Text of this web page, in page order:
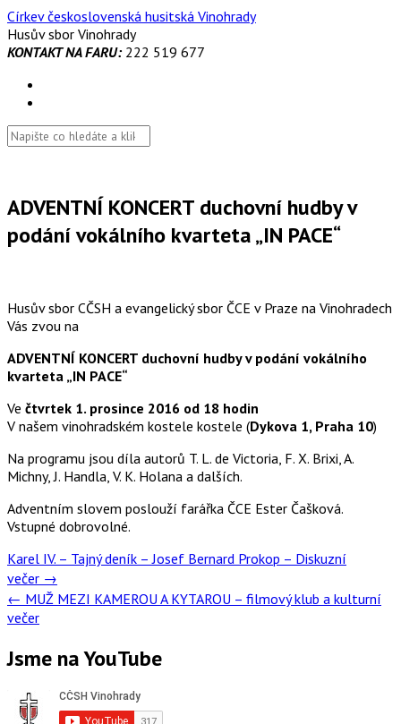
Skip
to
content
Církev československá husitská Vinohrady
Husův sbor Vinohrady
KONTAKT NA FARU:222 519 677
ADVENTNÍ KONCERT duchovní hudby v
podání vokálního kvarteta „IN PACE“
Husův sbor CČSH a evangelický sbor ČCE v Praze na Vinohradech
Vás zvou na
ADVENTNÍ KONCERT duchovní hudby v podání vokálního
kvarteta „IN PACE“
Ve čtvrtek 1. prosince 2016 od 18 hodin
V našem vinohradském kostele kostele (Dykova 1, Praha 10)
Na programu jsou díla autorů T. L. de Victoria, F. X. Brixi, A.
Michny, J. Handla, V. K. Holana a dalších.
Adventním slovem poslouží farářka ČCE Ester Čašková.
Vstupné dobrovolné.
Post
navigation
Karel IV. – Tajný deník – Josef Bernard Prokop – Diskuzní
večer →
← MUŽ MEZI KAMEROU A KYTAROU – filmový klub a kulturní
večer
Jsme na YouTube